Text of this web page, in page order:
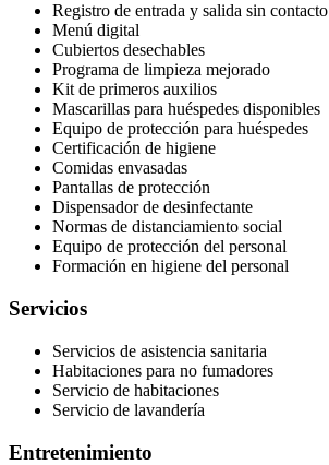
Registro de entrada y salida sin contacto
Menú digital
Cubiertos desechables
Programa de limpieza mejorado
Kit de primeros auxilios
Mascarillas para huéspedes disponibles
Equipo de protección para huéspedes
Certificación de higiene
Comidas envasadas
Pantallas de protección
Dispensador de desinfectante
Normas de distanciamiento social
Equipo de protección del personal
Formación en higiene del personal
Servicios
Servicios de asistencia sanitaria
Habitaciones para no fumadores
Servicio de habitaciones
Servicio de lavandería
Entretenimiento